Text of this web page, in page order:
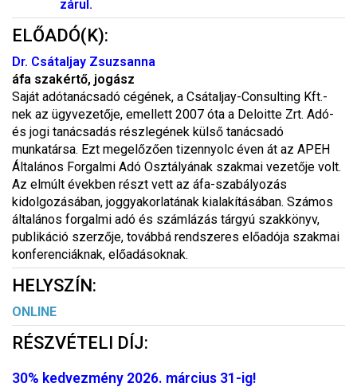
zárul.
ELŐADÓ(K):
Dr. Csátaljay Zsuzsanna
áfa szakértő, jogász
Saját adótanácsadó cégének, a Csátaljay-Consulting Kft.-
nek az ügyvezetője, emellett 2007 óta a Deloitte Zrt. Adó-
és jogi tanácsadás részlegének külső tanácsadó
munkatársa. Ezt megelőzően tizennyolc éven át az APEH
Általános Forgalmi Adó Osztályának szakmai vezetője volt.
Az elmúlt években részt vett az áfa-szabályozás
kidolgozásában, joggyakorlatának kialakításában. Számos
általános forgalmi adó és számlázás tárgyú szakkönyv,
publikáció szerzője, továbbá rendszeres előadója szakmai
konferenciáknak, előadásoknak.
HELYSZÍN:
ONLINE
RÉSZVÉTELI DÍJ:
30% kedvezmény 2026. március 31-ig!